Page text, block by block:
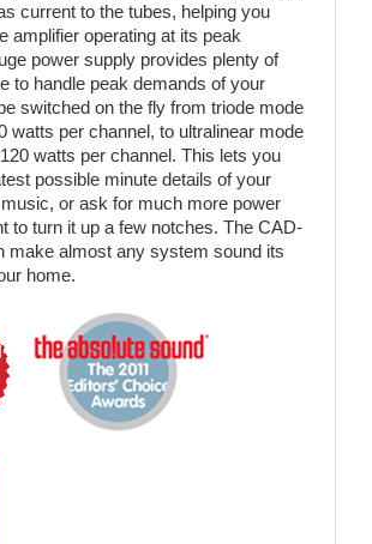
current to the tubes, helping you
amplifier operating at its peak
power supply provides plenty of
to handle peak demands of your
switched on the fly from triode mode
watts per channel, to ultralinear mode
watts per channel. This lets you
possible minute details of your
or ask for much more power
to turn it up a few notches. The CAD-
make almost any system sound its
home.